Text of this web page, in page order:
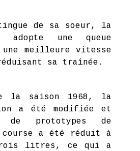
de sa soeur, la
adopte une queue
une meilleure vitesse
sa traînée.
la saison 1968, la
a été modifiée et
de prototypes de
a été réduit à
trois litres, ce qui a